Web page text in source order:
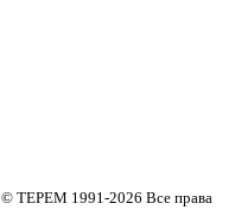
© ТЕРЕМ 1991-2026 Все права